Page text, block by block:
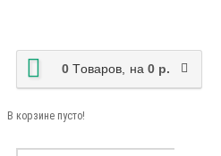
0 Tоваров, на 0 р.
В корзине пусто!